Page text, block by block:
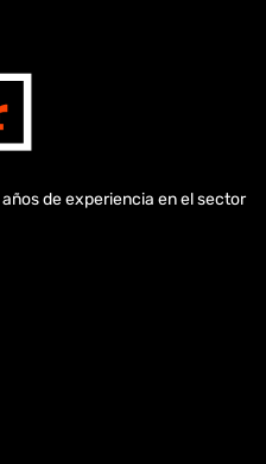
de experiencia en el sector